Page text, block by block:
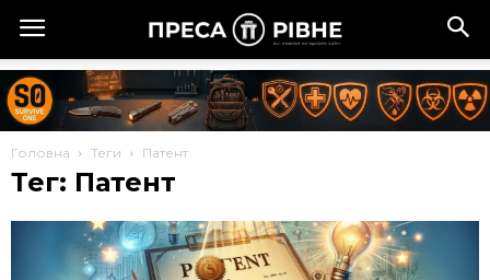
Головна Теги Патент
Тег: Патент